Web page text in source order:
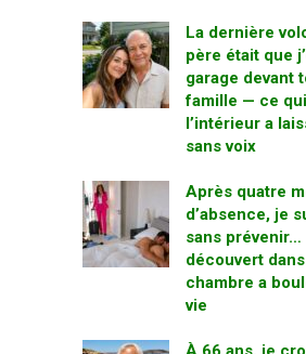
La dernière
père était que
garage devant
famille — ce
l’intérieur a
sans voix
Après quatre
d’absence, je
sans prévenir…
découvert
chambre a
vie